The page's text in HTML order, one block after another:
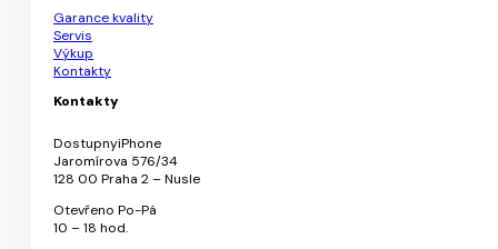
Garance kvality
Servis
Výkup
Kontakty
Kontakty
DostupnyiPhone
Jaromírova 576/34
128 00 Praha 2 – Nusle
Otevřeno Po-Pá
10 – 18 hod.